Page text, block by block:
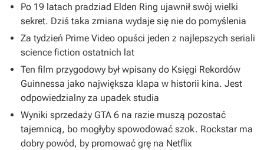
Po 19 latach pradziad Elden Ring ujawnił swój wielki
sekret. Dziś taka zmiana wydaje się nie do pomyślenia
Za tydzień Prime Video opuści jeden z najlepszych seriali
science fiction ostatnich lat
Ten film przygodowy był wpisany do Księgi Rekordów
Guinnessa jako największa klapa w historii kina. Jest
odpowiedzialny za upadek studia
Wyniki sprzedaży GTA 6 na razie muszą pozostać
tajemnicą, bo mogłyby spowodować szok. Rockstar ma
dobry powód, by promować grę na Netflix